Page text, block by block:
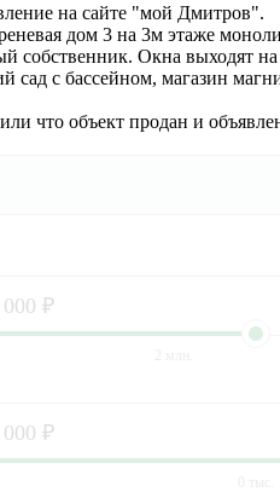
на сайте "мой Дмитров".
дом 3 на 3м этаже
собственник. Окна выходят
сад с бассейном, магазин
что объект продан и